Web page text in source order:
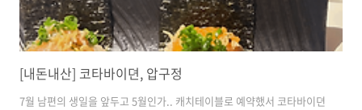
[내돈내산] 코타바이뎐, 압구정
7월 남편의 생일을 앞두고 5월인가.. 캐치테이블로 예약했서 코타바이뎐